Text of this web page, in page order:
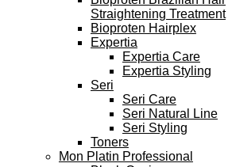
Straightening Treatment
Bioproten Hairplex
Expertia
Expertia Care
Expertia Styling
Seri
Seri Care
Seri Natural Line
Seri Styling
Toners
Mon Platin Professional